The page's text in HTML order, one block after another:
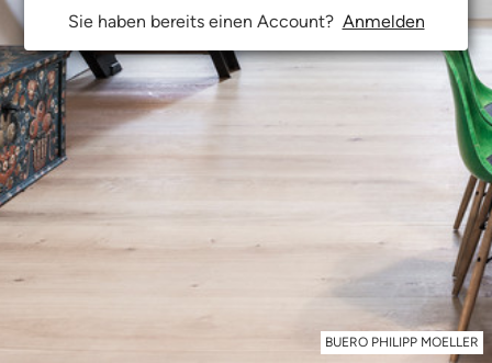
BUERO PHILIPP MOELLER
Sie haben bereits einen Account? Anmelden